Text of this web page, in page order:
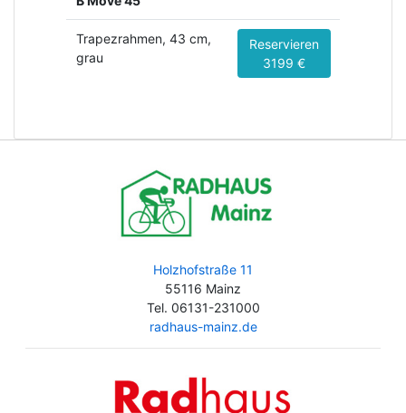
Trapezrahmen, 43 cm,
grau
Reservieren
3199 €
Holzhofstraße 11
55116 Mainz
Tel. 06131-231000
radhaus-mainz.de